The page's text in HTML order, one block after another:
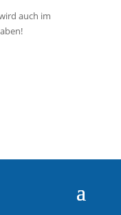
auch im